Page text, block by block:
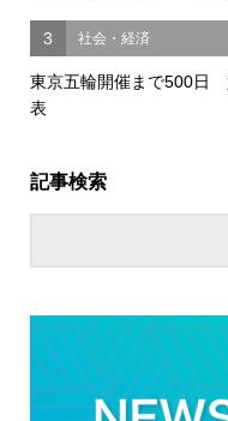
3 社会・経済
東京五輪開催まで500日
表
記事検索